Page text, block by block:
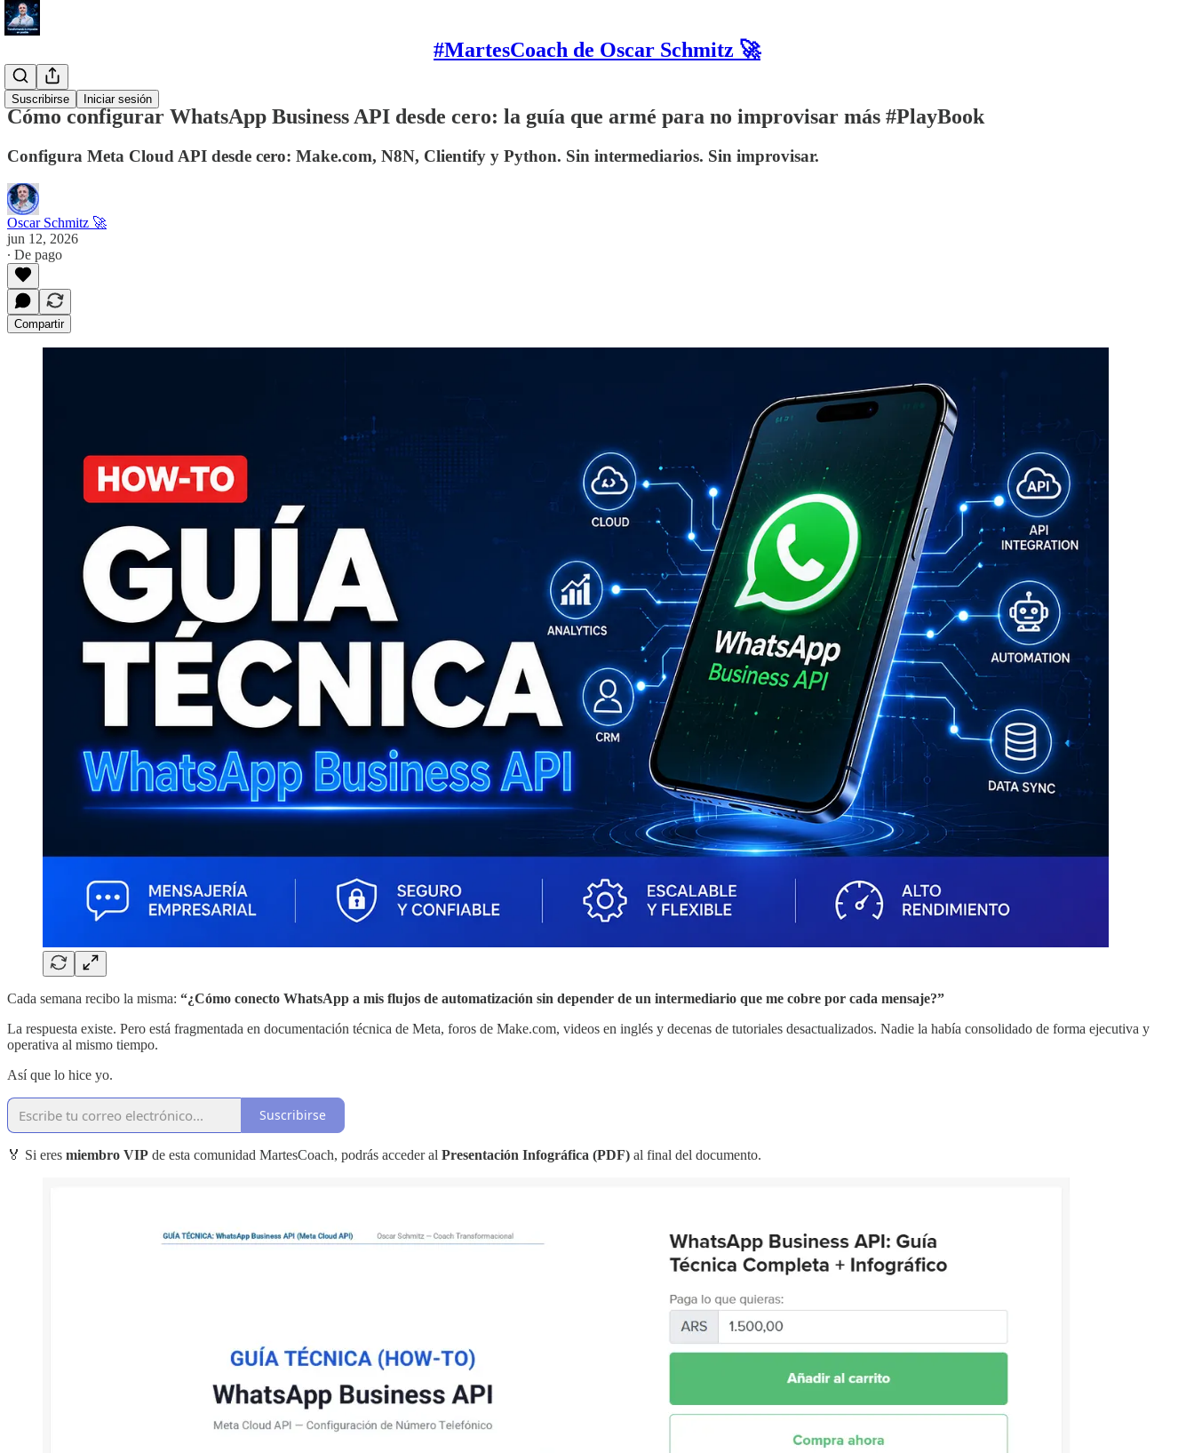
#MartesCoach de Oscar Schmitz 🚀
Suscribirse Iniciar sesión
#Tool
Cómo configurar WhatsApp Business API desde cero: la guía que armé para no improvisar más #PlayBook
Configura Meta Cloud API desde cero: Make.com, N8N, Clientify y Python. Sin intermediarios. Sin improvisar.
Oscar Schmitz 🚀
jun 12, 2026
∙ De pago
Compartir
Cada semana recibo la misma: “¿Cómo conecto WhatsApp a mis flujos de automatización sin depender de un intermediario que me cobre por cada mensaje?”
La respuesta existe. Pero está fragmentada en documentación técnica de Meta, foros de Make.com, videos en inglés y decenas de tutoriales desactualizados. Nadie la había consolidado de forma ejecutiva y
operativa al mismo tiempo.
Así que lo hice yo.
Suscribirse
🏅 Si eres miembro VIP de esta comunidad MartesCoach, podrás acceder al Presentación Infográfica (PDF) al final del documento.